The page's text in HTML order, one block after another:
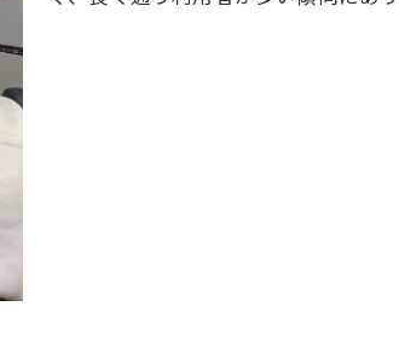
理容院で学ぶ自宅ケアとセット方法
理容院を活用した大人の身だしなみ術